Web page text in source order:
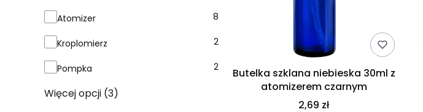
Atomizer 8
Kroplomierz 2
Pompka 2
Więcej opcji (3)
Butelka szklana niebieska 30ml z
atomizerem czarnym
2,69 zł